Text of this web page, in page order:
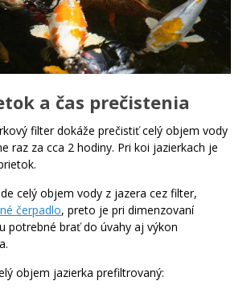
a čas prečistenia
filter dokáže prečistiť celý objem vody
raz za cca 2 hodiny. Pri koi jazierkach je
celý objem vody z jazera cez filter,
čerpadlo, preto je pri dimenzovaní
potrebné brať do úvahy aj výkon
objem jazierka prefiltrovaný: